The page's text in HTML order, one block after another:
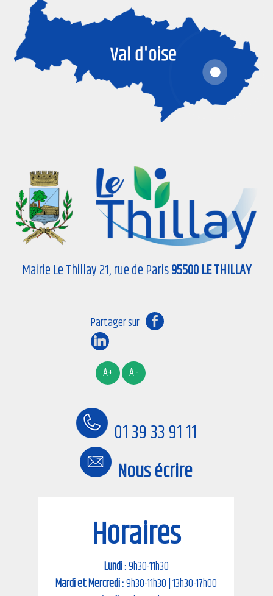
Mairie Le Thillay 21, rue de Paris95500 LE THILLAY
01 39 33 91 11
Nous écrire
Horaires
Lundi: 9h30-11h30
Mardi et Mercredi :9h30-11h30 | 13h30-17h00